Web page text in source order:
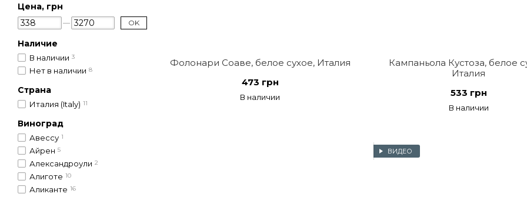
Фолонари Соаве, белое сухое, Италия
473 грн
В наличии
Кампаньола Кустоза, белое
Италия
533 грн
В наличии
ВИДЕО
Цена, грн
OK
Наличие
В наличии 3
Нет в наличии 8
Страна
Италия (Italy) 11
Виноград
Авессу 1
Айрен 5
Александроули 2
Алиготе 10
Аликанте 16